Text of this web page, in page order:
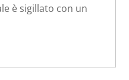
è sigillato con un